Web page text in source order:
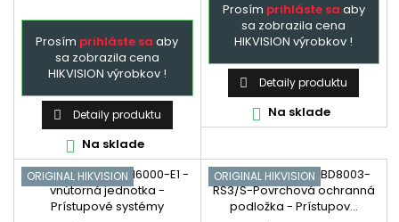
Prosím prihláste sa aby
sa zobrazila cena
HIKVISION výrobkov !
 Detaily produktu
 Na sklade
Prosím prihláste sa aby
sa zobrazila cena
HIKVISION výrobkov !
 Detaily produktu
 Na sklade
ORIGINAL HIKVISION ORIGINAL HIKVISION